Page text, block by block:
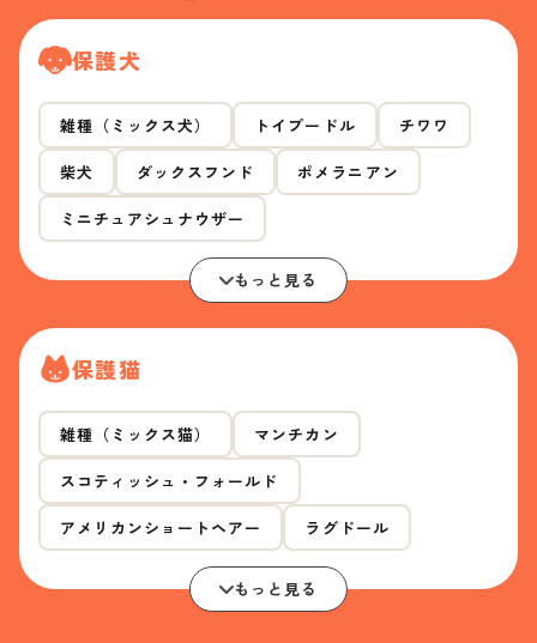
保護犬
雑種（ミックス犬） トイプードル チワワ
柴犬 ダックスフンド ポメラニアン
ミニチュアシュナウザー
もっと見る
保護猫
雑種（ミックス猫） マンチカン
スコティッシュ・フォールド
アメリカンショートヘアー ラグドール
もっと見る